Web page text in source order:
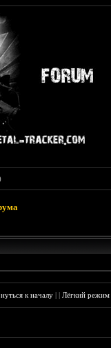
к началу ||Лёгкий режим